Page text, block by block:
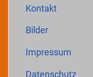
Kontakt
Bilder
Impressum
Datenschutz